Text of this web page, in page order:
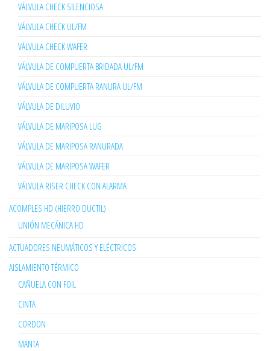
VÁLVULA CHECK SILENCIOSA
VÁLVULA CHECK UL/FM
VÁLVULA CHECK WAFER
VÁLVULA DE COMPUERTA BRIDADA UL/FM
VÁLVULA DE COMPUERTA RANURA UL/FM
VÁLVULA DE DILUVIO
VÁLVULA DE MARIPOSA LUG
VÁLVULA DE MARIPOSA RANURADA
VÁLVULA DE MARIPOSA WAFER
VÁLVULA RISER CHECK CON ALARMA
ACOMPLES HD (HIERRO DUCTIL)
UNIÓN MECÁNICA HD
ACTUADORES NEUMÁTICOS Y ELÉCTRICOS
AISLAMIENTO TÉRMICO
CAÑUELA CON FOIL
CINTA
CORDON
MANTA